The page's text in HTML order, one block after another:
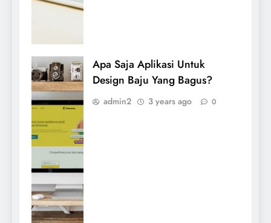
Apa Saja Aplikasi Untuk
Design Baju Yang Bagus?
admin2 3 years ago 0